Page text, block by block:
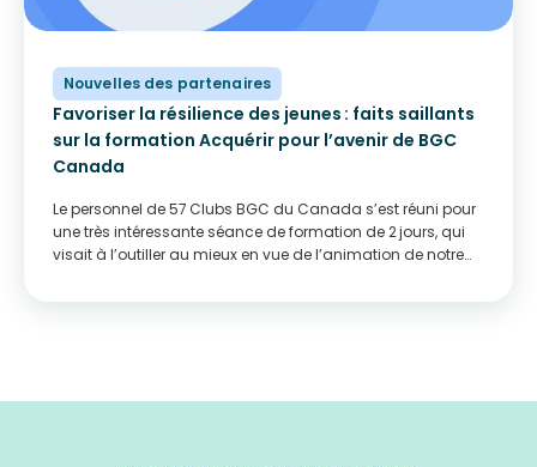
Nouvelles des partenaires
Favoriser la résilience des jeunes : faits saillants
sur la formation Acquérir pour l’avenir de BGC
Canada
Le personnel de 57 Clubs BGC du Canada s’est réuni pour
une très intéressante séance de formation de 2 jours, qui
visait à l’outiller au mieux en vue de l’animation de notre